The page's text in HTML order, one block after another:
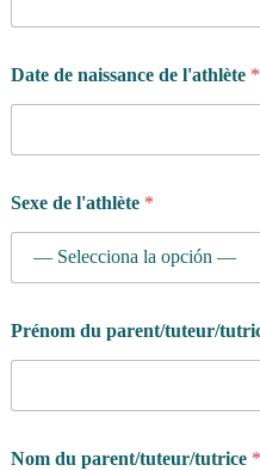
Date de naissance de l'athlète *
Sexe de l'athlète *
Prénom du parent/tuteur/
Nom du parent/tuteur/tutrice *